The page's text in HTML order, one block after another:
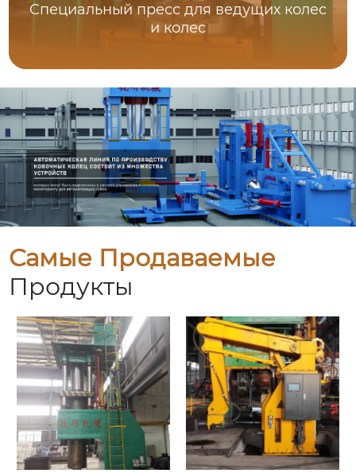
Специальный пресс для ведущих колес
и колес
Самые Продаваемые
Продукты